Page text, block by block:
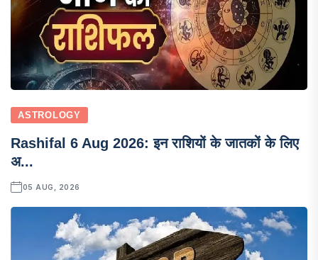
ASTROLOGY
Rashifal 6 Aug 2026: इन राशियों के जातकों के लिए
अ...
05 AUG, 2026